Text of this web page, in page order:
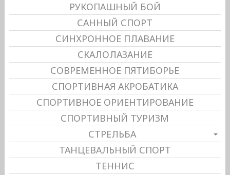
РУКОПАШНЫЙ БОЙ
САННЫЙ СПОРТ
СИНХРОННОЕ ПЛАВАНИЕ
СКАЛОЛАЗАНИЕ
СОВРЕМЕННОЕ ПЯТИБОРЬЕ
СПОРТИВНАЯ АКРОБАТИКА
СПОРТИВНОЕ ОРИЕНТИРОВАНИЕ
СПОРТИВНЫЙ ТУРИЗМ
СТРЕЛЬБА
ТАНЦЕВАЛЬНЫЙ СПОРТ
ТЕННИС